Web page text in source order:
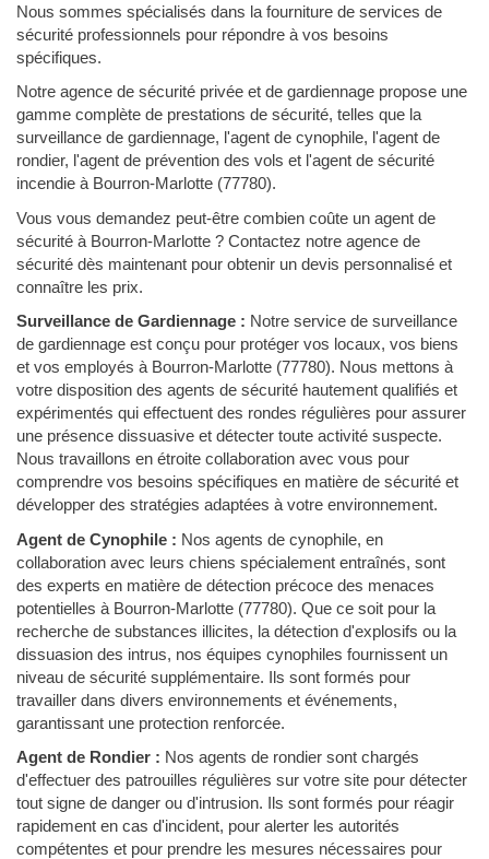
Nous sommes spécialisés dans la fourniture de services de
sécurité professionnels pour répondre à vos besoins
spécifiques.
Notre agence de sécurité privée et de gardiennage propose une
gamme complète de prestations de sécurité, telles que la
surveillance de gardiennage, l'agent de cynophile, l'agent de
rondier, l'agent de prévention des vols et l'agent de sécurité
incendie à Bourron-Marlotte (77780).
Vous vous demandez peut-être combien coûte un agent de
sécurité à Bourron-Marlotte ? Contactez notre agence de
sécurité dès maintenant pour obtenir un devis personnalisé et
connaître les prix.
Surveillance de Gardiennage : Notre service de surveillance
de gardiennage est conçu pour protéger vos locaux, vos biens
et vos employés à Bourron-Marlotte (77780). Nous mettons à
votre disposition des agents de sécurité hautement qualifiés et
expérimentés qui effectuent des rondes régulières pour assurer
une présence dissuasive et détecter toute activité suspecte.
Nous travaillons en étroite collaboration avec vous pour
comprendre vos besoins spécifiques en matière de sécurité et
développer des stratégies adaptées à votre environnement.
Agent de Cynophile : Nos agents de cynophile, en
collaboration avec leurs chiens spécialement entraînés, sont
des experts en matière de détection précoce des menaces
potentielles à Bourron-Marlotte (77780). Que ce soit pour la
recherche de substances illicites, la détection d'explosifs ou la
dissuasion des intrus, nos équipes cynophiles fournissent un
niveau de sécurité supplémentaire. Ils sont formés pour
travailler dans divers environnements et événements,
garantissant une protection renforcée.
Agent de Rondier : Nos agents de rondier sont chargés
d'effectuer des patrouilles régulières sur votre site pour détecter
tout signe de danger ou d'intrusion. Ils sont formés pour réagir
rapidement en cas d'incident, pour alerter les autorités
compétentes et pour prendre les mesures nécessaires pour